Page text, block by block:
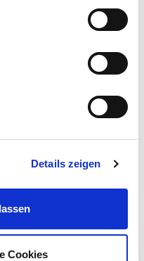
Details zeigen
Cookies